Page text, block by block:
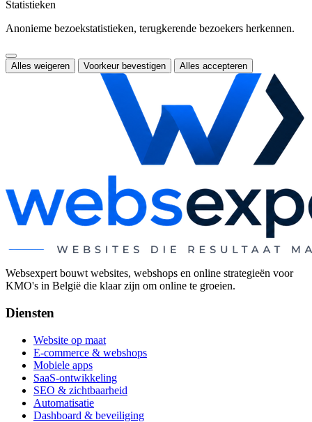
Statistieken
Anonieme bezoekstatistieken, terugkerende bezoekers herkennen.
Alles weigeren Voorkeur bevestigen Alles accepteren
Websexpert bouwt websites, webshops en online strategieën voor
KMO's in België die klaar zijn om online te groeien.
Diensten
Website op maat
E-commerce & webshops
Mobiele apps
SaaS-ontwikkeling
SEO & zichtbaarheid
Automatisatie
Dashboard & beveiliging